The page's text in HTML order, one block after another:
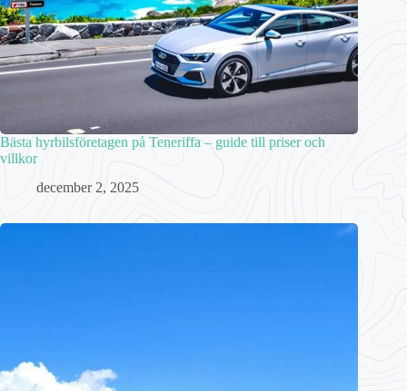
Bästa hyrbilsföretagen på Teneriffa – guide till priser och
villkor
december 2, 2025